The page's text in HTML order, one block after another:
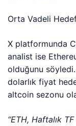
Orta Vadeli
X platformunda
analist ise
olduğunu
dolarlık fiyat
altcoin sezonu
“ETH, Haftalık